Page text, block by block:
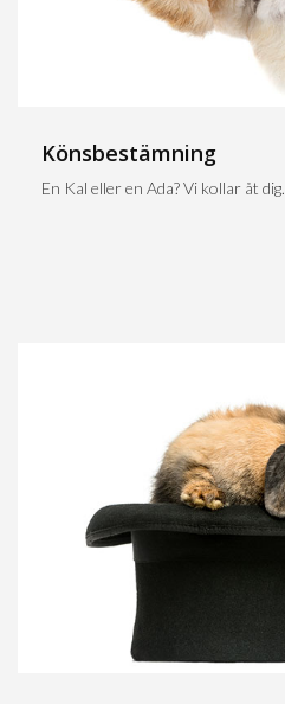
Könsbestämning
En Kal eller en Ada? Vi kollar åt dig.